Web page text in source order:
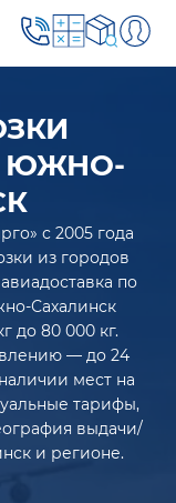
ЮЖНО-
с 2005 года
из городов
по
Сахалинск
до 80 000 кг.
— до 24
мест на
тарифы,
выдачи/
и регионе.